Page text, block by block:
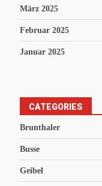
März 2025
Februar 2025
Januar 2025
CATEGORIES
Brunthaler
Busse
Geibel